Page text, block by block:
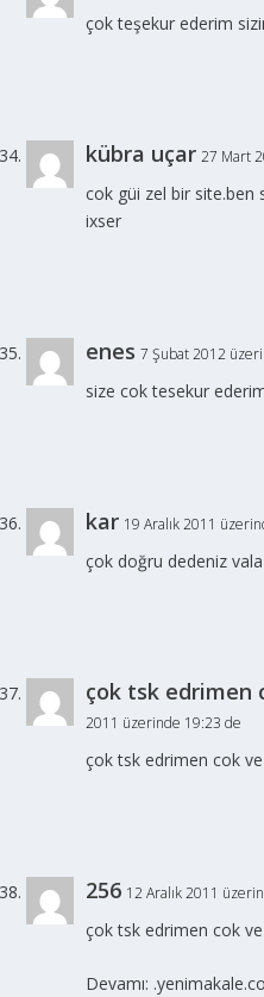
çok teşekur ederim
kübra uçar 27 Mart
cok güi zel bir site.ben
ixser
enes 7 Şubat 2012
size cok tesekur
kar 19 Aralık 2011
çok doğru dedeniz
çok tsk edrimen
2011 üzerinde 19:23 de
çok tsk edrimen cok
256 12 Aralık 2011
çok tsk edrimen cok
Devamı: